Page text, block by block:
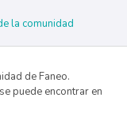
la comunidad
de Faneo.
puede encontrar en